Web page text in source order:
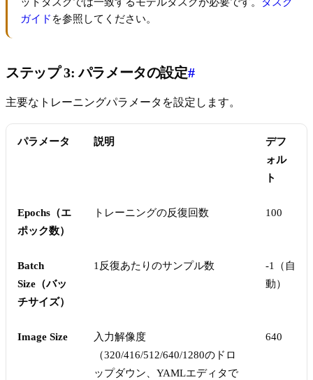
ガイド を参照してください。
ステップ 3: パラメータの設定#
主要なトレーニングパラメータを設定します。
パラメータ 説明
デフ
ォル
ト
Epochs（エ
ポック数）
トレーニングの反復回数 100
Batch
Size（バッ
チサイズ）
1反復あたりのサンプル数
-1（自
動）
Image Size
入力解像度
（320/416/512/640/1280のドロ
ップダウン、YAMLエディタで
640